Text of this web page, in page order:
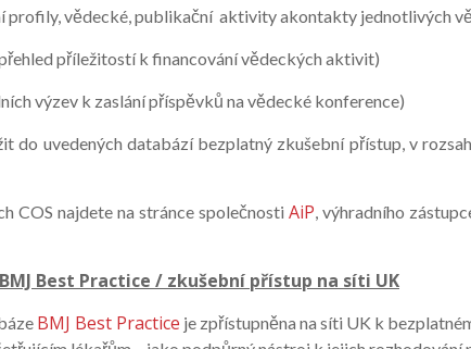
profily, vědecké, publikační aktivity akontakty jednotlivých
příležitostí k financování vědeckých aktivit)
výzev k zaslání příspěvků na vědecké konference)
do uvedených databází bezplatný zkušební přístup, v
COS najdete na stránce společnosti AiP, výhradního
Best Practice / zkušební přístup na síti UK
BMJ Best Practice je zpřístupněna na síti UK k